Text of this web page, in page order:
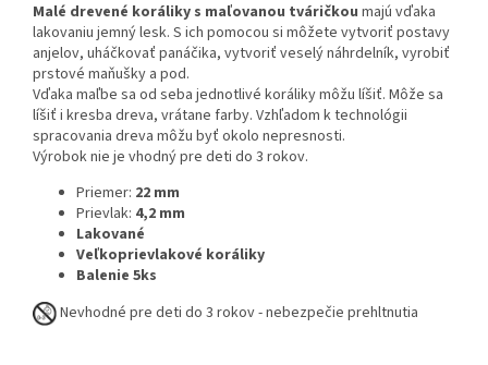
Malé drevené koráliky s maľovanou tváričkou majú vďaka
lakovaniu jemný lesk. S ich pomocou si môžete vytvoriť postavy
anjelov, uháčkovať panáčika, vytvoriť veselý náhrdelník, vyrobiť
prstové maňušky a pod.
Vďaka maľbe sa od seba jednotlivé koráliky môžu líšiť. Môže sa
líšiť i kresba dreva, vrátane farby. Vzhľadom k technológii
spracovania dreva môžu byť okolo nepresnosti.
Výrobok nie je vhodný pre deti do 3 rokov.
Priemer: 22 mm
Prievlak: 4,2 mm
Lakované
Veľkoprievlakové koráliky
Balenie 5ks
Nevhodné pre deti do 3 rokov - nebezpečie prehltnutia